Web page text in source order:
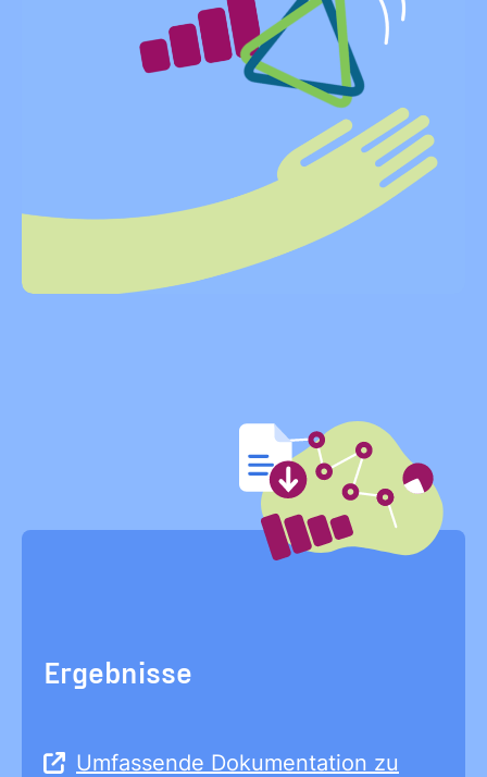
Ergebnisse
Umfassende Dokumentation zu